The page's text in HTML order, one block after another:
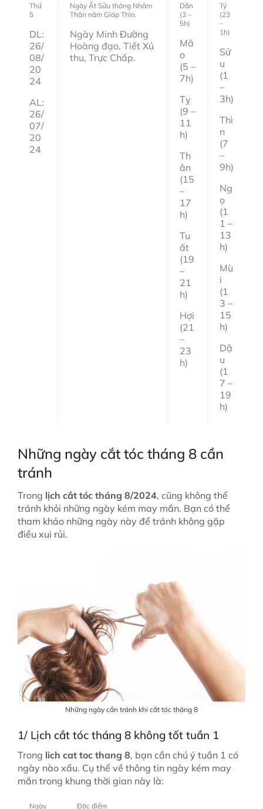
Thứ
5
DL:
26/
08/
20
24
AL:
26/
07/
20
24
Ngày Ất Sửu tháng Nhâm
Thân năm Giáp Thìn.
Ngày Minh Đường
Hoàng đạo, Tiết Xủ
thu, Trực Chấp.
Dần
(3 –
5h)
Mã
o
(5 –
7h)
Tỵ
(9 –
11
h)
Th
ân
(15
–
17
h)
Tu
ất
(19
–
21
h)
Hợi
(21
–
23
h)
Tý
(23
–
1h)
Sử
u
(1
–
3h)
Thì
n
(7
–
9h)
Ng
ọ
(1
1 –
13
h)
Mù
i
(1
3 –
15
h)
Dậ
u
(1
7 –
19
h)
Những ngày cắt tóc tháng 8 cần
tránh
Trong lịch cắt tóc tháng 8/2024, cũng không thể
tránh khỏi những ngày kém may mắn. Bạn có thể
tham khảo những ngày này để tránh không gặp
điều xui rủi.
Những ngày cần tránh khi cắt tóc tháng 8
1/ Lịch cắt tóc tháng 8 không tốt tuần 1
Trong lich cat toc thang 8, bạn cần chú ý tuần 1 có
ngày nào xấu. Cụ thể về thông tin ngày kém may
mắn trong khung thời gian này là:
Ngày Đặc điểm